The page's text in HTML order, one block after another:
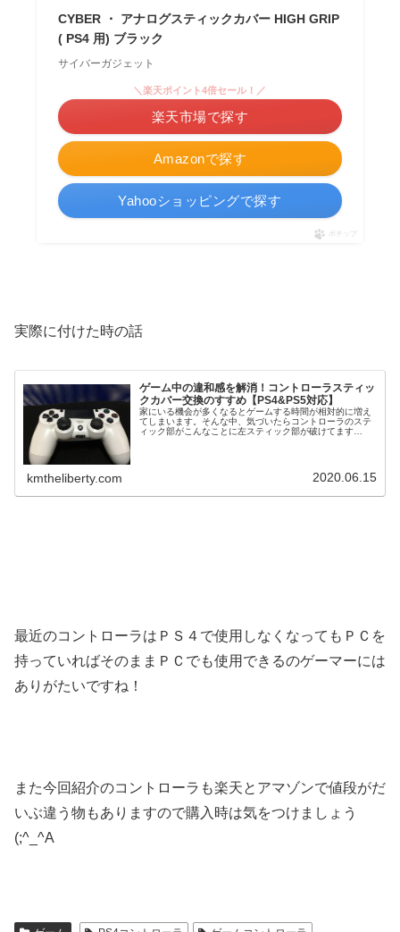
CYBER ・ アナログスティックカバー HIGH GRIP
( PS4 用) ブラック
サイバーガジェット
Amazonで探す
＼楽天ポイント4倍セール！／
楽天市場で探す
Yahooショッピングで探す
ポチップ
実際に付けた時の話
ゲーム中の違和感を解消！コントローラスティッ
クカバー交換のすすめ【PS4&PS5対応】
家にいる機会が多くなるとゲームする時間が相対的に増え
てしまいます。そんな中、気づいたらコントローラのステ
ィック部がこんなことに左スティック部が破けてます
kmtheliberty.com 2020.06.15
最近のコントローラはＰＳ４で使用しなくなってもＰＣを
持っていればそのままＰＣでも使用できるのゲーマーには
ありがたいですね！
また今回紹介のコントローラも楽天とアマゾンで値段がだ
いぶ違う物もありますので購入時は気をつけましょう
(;^_^A